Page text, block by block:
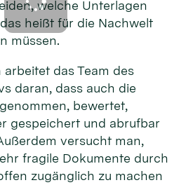
welche Unterlagen
heißt für die Nachwelt
müssen.
das Team des
daran, dass auch die
bewertet,
gespeichert und abrufbar
versucht man,
fragile Dokumente durch
zugänglich zu machen